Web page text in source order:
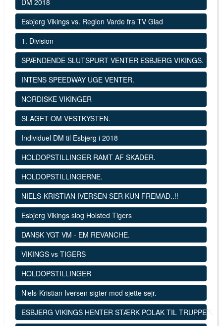
DM 2018
Esbjerg Vikings vs. Region Varde fra TV Glad
1. Division
SPÆNDENDE SLUTSPURT VENTER ESBJERG VIKINGS.
INTENS SPEEDWAY UGE VENTER.
NORDISKE VIKINGER
SLAGET OM VESTKYSTEN.
Individuel DM til Esbjerg i 2018
HOLDOPSTILLINGER RAMT AF SKADER.
HOLDOPSTILLINGERNE.
NIELS-KRISTIAN IVERSEN SER KUN FREMAD..!!
Esbjerg Vikings slog Holsted Tigers
DANSK YGT VM - EM REVANCHE.
VIKINGS vs TIGERS
HOLDOPSTILLINGER
Niels-Kristian Iversen sigter mod sjette sejr.
ESBJERG VIKINGS HENTER STÆRK POLAK TIL TRUPPEN.